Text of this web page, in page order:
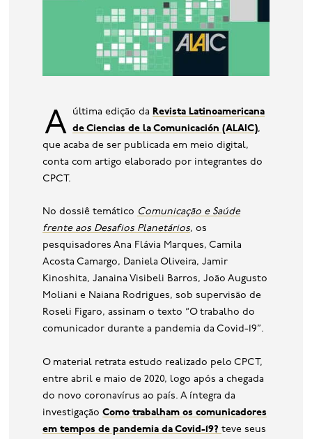
A última edição da Revista Latinoamericana
de Ciencias de la Comunicación (ALAIC),
que acaba de ser publicada em meio digital,
conta com artigo elaborado por integrantes do
CPCT.
No dossiê temático Comunicação e Saúde
frente aos Desafios Planetários, os
pesquisadores Ana Flávia Marques, Camila
Acosta Camargo, Daniela Oliveira, Jamir
Kinoshita, Janaina Visibeli Barros, João Augusto
Moliani e Naiana Rodrigues, sob supervisão de
Roseli Figaro, assinam o texto “O trabalho do
comunicador durante a pandemia da Covid-19”.
O material retrata estudo realizado pelo CPCT,
entre abril e maio de 2020, logo após a chegada
do novo coronavírus ao país. A íntegra da
investigaçãoComo trabalham os comunicadores
em tempos de pandemia da Covid-19? teve seus